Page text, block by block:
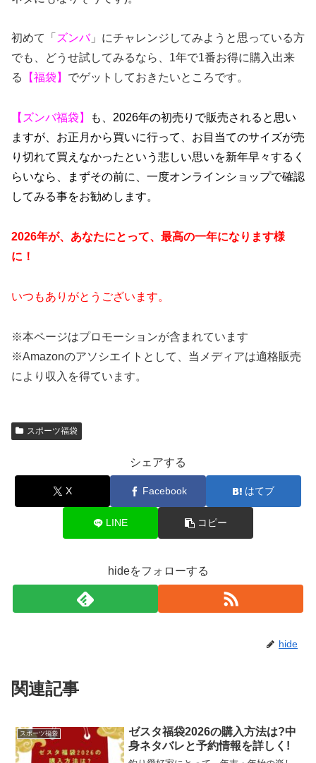
初めて「 ズンバ」にチャレンジしてみようと思っている方
でも、どうせ試してみるなら、1年で1番お得に購入出来
る
【福袋】 でゲットしておきたいところです。
【ズンバ福袋】
も、2026年の初売りで販売されると思い
ますが、お正月から買いに行って、お目当てのサイズが売
り切れて買えなかったという悲しい思いを新年早々するく
らいなら、まずその前に、一度オンラインショップで確認
してみる事をお勧めします。
2026年が、あなたにとって、最高の一年になります様
に！
いつもありがとうございます。
※本ページはプロモーションが含まれています
※Amazonのアソシエイトとして、当メディアは適格販売
により収入を得ています。
スポーツ福袋
シェアする
X Facebook はてブ
LINE コピー
hideをフォローする
hide
関連記事
スポーツ福袋
ゼスタ福袋2026の購入方法は?中
身ネタバレと予約情報を詳しく!